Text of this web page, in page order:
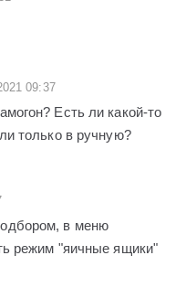
09:37
Есть ли какой-то
только в ручную?
в меню
режим "яичные ящики"